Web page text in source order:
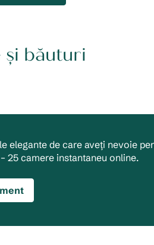
și băuturi
elegante de care aveți nevoie
25 camere instantaneu online.